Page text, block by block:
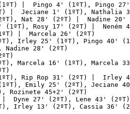
|  Pingo 4' (1ºT), Pingo 27'
Jeciane 1' (1ºT), Nathalia
Nat 28' (2ºT) |  Nadine 20'
Rosy 17' (2ºT) |  Neném
|  Marcela 26' (2ºT)
Irley 25' (1ºT), Pingo 40'
28' (2ºT)
16' (1ºT), Marcela
Rip Rop 31' (2ºT) |  Irley
Emily 25' (2ºT), Jeciane
45+2' (2ºT)
Dyne 27' (2ºT), Lene 43' (2ºT)
Irley 13' (2ºT), Cassia 36'